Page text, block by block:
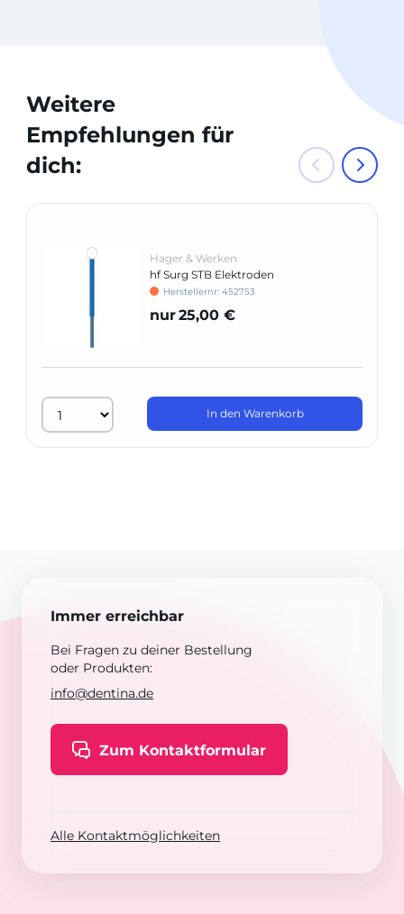
Weitere
Empfehlungen für
dich:
Hager & Werken
hf Surg STB Elektroden
Herstellernr: 452753
nur25,00 €
In den Warenkorb
Immer erreichbar
Bei Fragen zu deiner Bestellung
oder Produkten:
info@dentina.de
Zum Kontaktformular
Alle Kontaktmöglichkeiten